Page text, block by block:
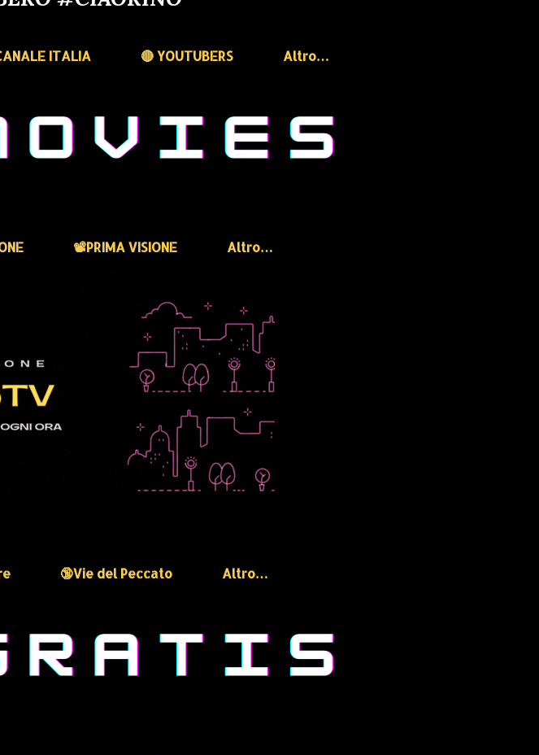
ITALIA 🔴 YOUTUBERS Altro…
📽️PRIMA VISIONE Altro…
🔞Vie del Peccato Altro…